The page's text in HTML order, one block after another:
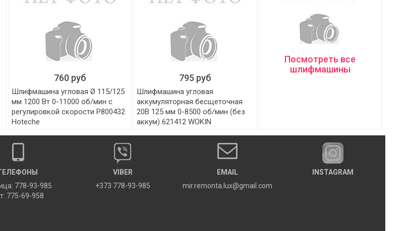
760 руб
Шлифмашина угловая Ø 115/125
мм 1200 Вт 0-11000 об/мин с
регулировкой скорости P800432
Hoteche
795 руб
Шлифмашина угловая
аккумуляторная бесщеточная
20В 125 мм 0-8500 об/мин (без
аккум) 621412 WOKIN
Посмотреть все
шлифмашины
778-93-985
775-69-958
VIBER
+373 778-93-985
EMAIL
mir.remonta.lux@gmail.com
INSTAGRAM